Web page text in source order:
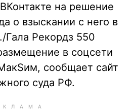
на решение
о взыскании с него в
Рекордз 550
в соцсети
сообщает сайт
суда РФ.